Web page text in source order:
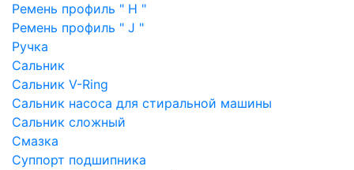
Ремень профиль " H "
Ремень профиль " J "
Ручка
Сальник
Сальник V-Ring
Сальник насоса для стиральной машины
Сальник сложный
Смазка
Суппорт подшипника